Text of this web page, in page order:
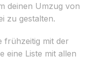
deinen Umzug von
zu gestalten.
frühzeitig mit der
eine Liste mit allen